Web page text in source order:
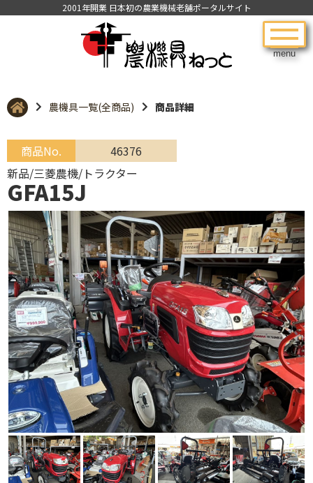
menu
2001年開業 日本初の農業機械老舗ポータルサイト
農機具一覧(全商品) 商品詳細
商品No.
46376
新品/三菱農機/トラクター
GFA15J